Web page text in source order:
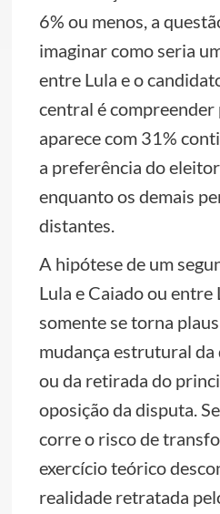
6% ou menos, a
imaginar como seria
entre Lula e o
central é compreender
aparece com 31%
a preferência do
enquanto os demais
distantes.
A hipótese de um
Lula e Caiado ou entre
somente se torna
mudança estrutural
ou da retirada do
oposição da disputa.
corre o risco de
exercício teórico
realidade retratada